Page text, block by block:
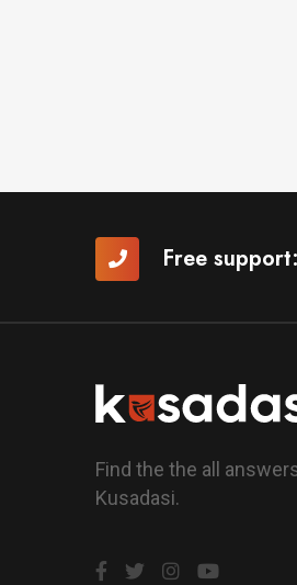
Free support:
Find the the all
Kusadasi.